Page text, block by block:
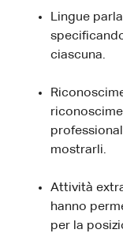
Lingue
ciascuna.
mostrarli.
Attività
hanno
per la